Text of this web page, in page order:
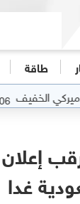
طاقة
78.06
غدا